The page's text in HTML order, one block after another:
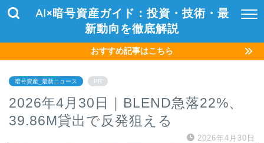
AI×暗号資産ガイド：投資・技術・最
新動向を徹底解説
おすすめ記事はこちら
暗号資産_最新ニュース PR
2026年4月30日｜BLEND急落22%、
39.86M貸出で反発狙える
2026年4月30日